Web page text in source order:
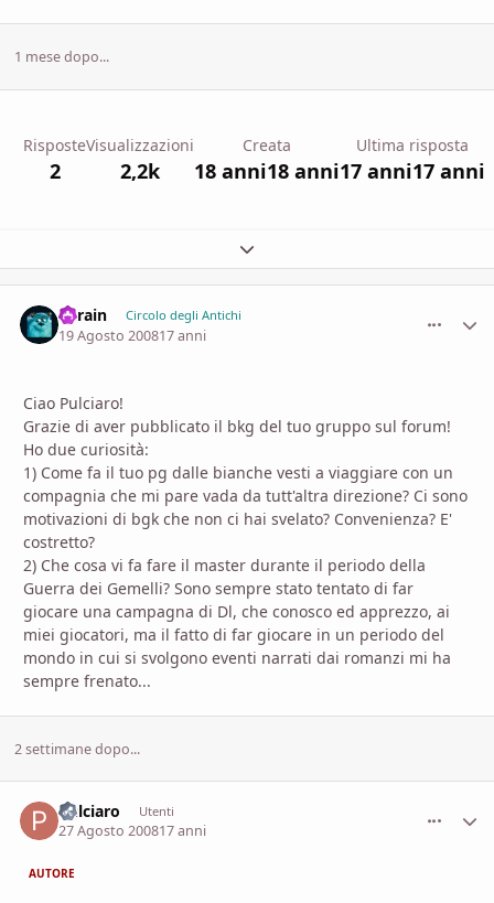
1 mese dopo...
Risposte
2
Visualizzazioni
2,2k
Creata
18 anni18 anni
Ultima risposta
17 anni17 anni
Espandi panoramica del topic
Thrain Circolo degli Antichi
19 Agosto 200817 anni
Ciao Pulciaro!
Grazie di aver pubblicato il bkg del tuo gruppo sul forum!
Ho due curiosità:
1) Come fa il tuo pg dalle bianche vesti a viaggiare con un
compagnia che mi pare vada da tutt'altra direzione? Ci sono
motivazioni di bgk che non ci hai svelato? Convenienza? E'
costretto?
2) Che cosa vi fa fare il master durante il periodo della
Guerra dei Gemelli? Sono sempre stato tentato di far
giocare una campagna di Dl, che conosco ed apprezzo, ai
miei giocatori, ma il fatto di far giocare in un periodo del
mondo in cui si svolgono eventi narrati dai romanzi mi ha
sempre frenato...
2 settimane dopo...
Pulciaro Utenti
27 Agosto 200817 anni
AUTORE